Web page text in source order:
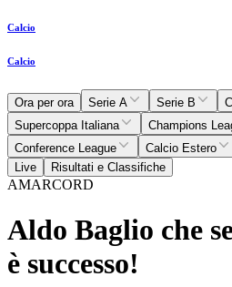
Calcio
Calcio
Ora per ora Serie A Serie B
Supercoppa Italiana
Champions
Conference League
Calcio Estero
Live
Risultati e Classifiche
AMARCORD
Aldo Baglio che
è successo!